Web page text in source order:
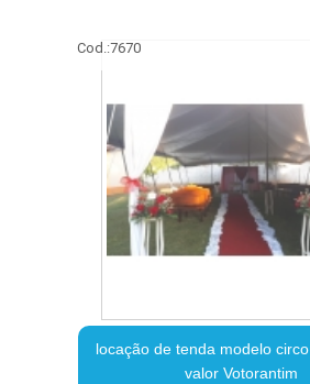
Cod.:7670
locação de tenda modelo
valor Votorantim